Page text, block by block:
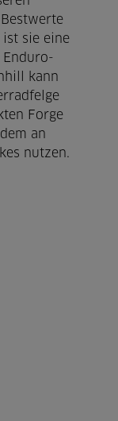
ist sie eine
kann
Forge
an
nutzen.